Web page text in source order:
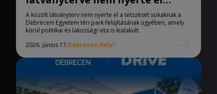
sokak tetszését
A közölt látványterv nem nyerte el a tetszését sokaknak a
Debreceni Egyetem téri park felújításának ügyében, amely
körül politikai és lakossági vita is kialakult.
2026. június 17.Debrecen Helyi